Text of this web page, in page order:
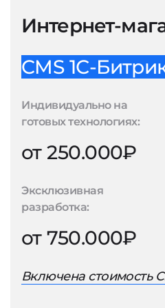
Интернет-
CMS 1С-
Индивидуально на
готовых технологиях:
от 250.000₽
Эксклюзивная
разработка:
от 750.000₽
Включена стоимость